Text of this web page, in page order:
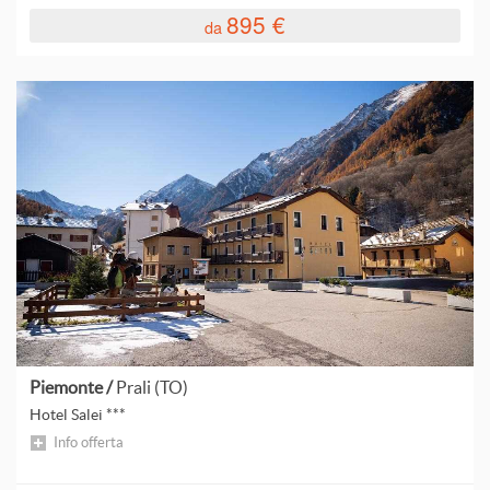
da 895 €
Piemonte / Prali (TO)
Hotel Salei ***
Info offerta